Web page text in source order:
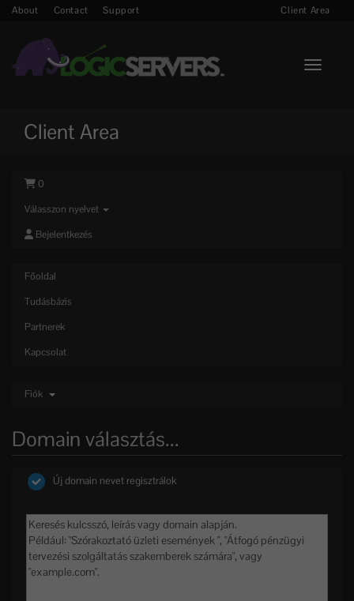
About Contact Support Client Area
Toggle
Client Area
0
Válasszon nyelvet
Bejelentkezés
Főoldal
Tudásbázis
Partnerek
Kapcsolat
Fiók
Domain választás...
Új domain nevet regisztrálok